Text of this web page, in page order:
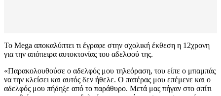
Το Μega αποκαλύπτει τι έγραφε στην σχολική έκθεση η 12χρονη
για την απόπειρα αυτοκτονίας του αδελφού της.
«Παρακολουθούσε ο αδελφός μου τηλεόραση, του είπε ο μπαμπάς
να την κλείσει και αυτός δεν ήθελε. Ο πατέρας μου επέμενε και ο
αδελφός μου πήδηξε από το παράθυρο. Μετά μας πήγαν στο σπίτι